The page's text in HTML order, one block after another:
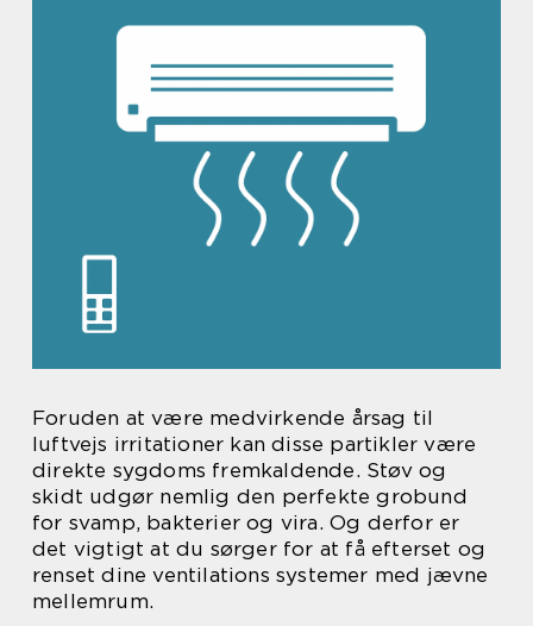
Foruden at være medvirkende årsag til
luftvejs irritationer kan disse partikler være
direkte sygdoms fremkaldende. Støv og
skidt udgør nemlig den perfekte grobund
for svamp, bakterier og vira. Og derfor er
det vigtigt at du sørger for at få efterset og
renset dine ventilations systemer med jævne
mellemrum.